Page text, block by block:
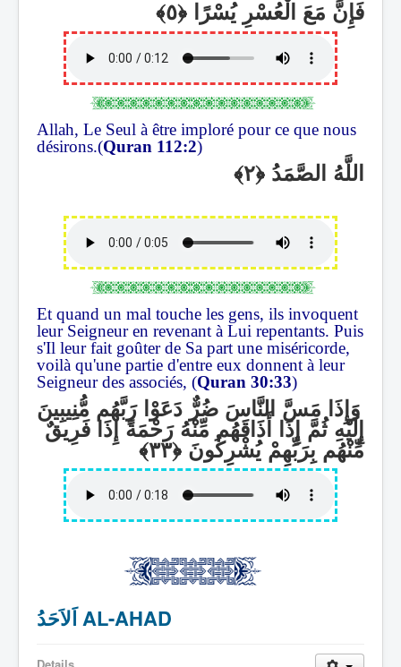
فَإِنَّ مَعَ الْعُسْرِ يُسْرًا
Allah, Le Seul à être imploré pour ce que nous
désirons.(Quran 112:2)
اللَّهُ الصَّمَدُ
Et quand un mal touche les gens, ils invoquent
leur Seigneur en revenant à Lui repentants. Puis
s'Il leur fait goûter de Sa part une miséricorde,
voilà qu'une partie d'entre eux donnent à leur
Seigneur des associés, (Quran 30:33)
وَإِذَا مَسَّ النَّاسَ ضُرٌّ دَعَوْا رَبَّهُم مُّنِيبِينَ
إِلَيْهِ ثُمَّ إِذَا أَذَاقَهُم مِّنْهُ رَحْمَةً إِذَا فَرِيقٌ
مِّنْهُم بِرَبِّهِمْ يُشْرِكُونَ
اَلاَحَدُ AL-AHAD